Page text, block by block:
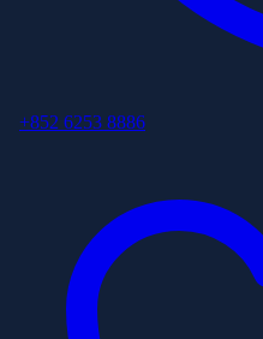
+852 6253 8886